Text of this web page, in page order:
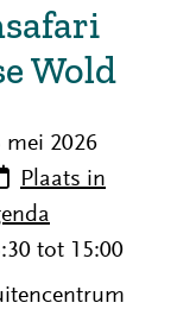
Wold
mei 2026
Plaats in
tot 15:00